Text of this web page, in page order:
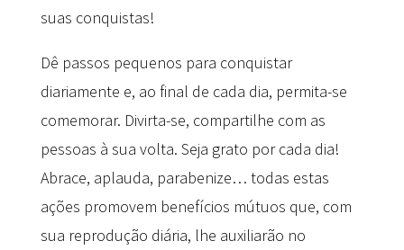
suas conquistas!
Dê passos pequenos para conquistar
diariamente e, ao final de cada dia, permita-se
comemorar. Divirta-se, compartilhe com as
pessoas à sua volta. Seja grato por cada dia!
Abrace, aplauda, parabenize… todas estas
ações promovem benefícios mútuos que, com
sua reprodução diária, lhe auxiliarão no